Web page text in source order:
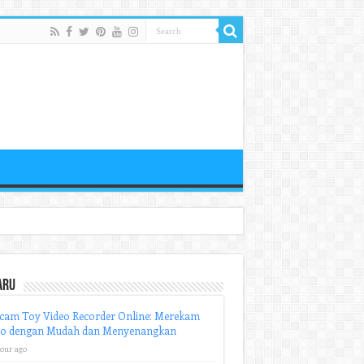
Toy Video Recorder Online: Merekam
dengan Mudah dan Menyenangkan
ago